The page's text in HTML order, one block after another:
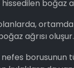
boğaz
olanlarda,
ağrısı oluşur.
borusunun